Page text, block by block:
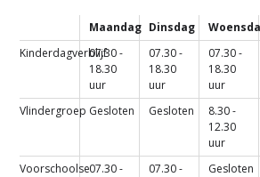
Maandag Dinsdag
Kinderdagverblijf07.30 -
18.30
uur
07.30 -
18.30
uur
07.30 -
18.30
uur
Vlindergroep Gesloten Gesloten
8.30 -
12.30
uur
Voorschoolse07.30 -
07.30 -
Gesloten